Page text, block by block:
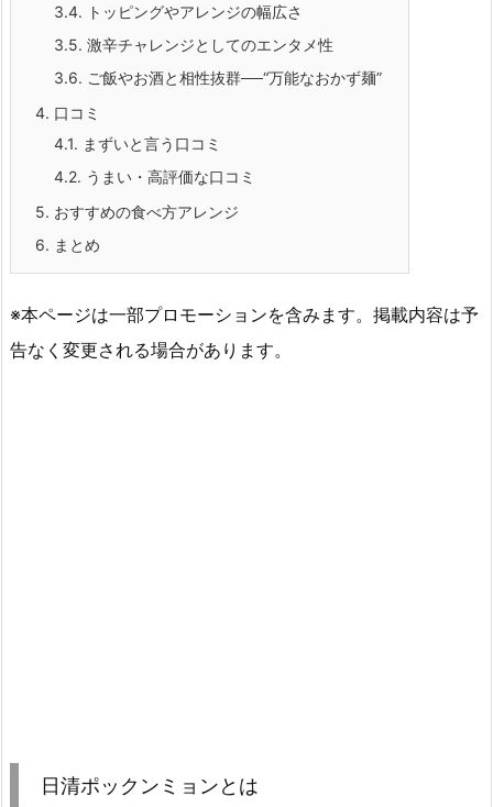
3.4. トッピングやアレンジの幅広さ
3.5. 激辛チャレンジとしてのエンタメ性
3.6. ご飯やお酒と相性抜群──“万能なおかず麺”
4. 口コミ
4.1. まずいと言う口コミ
4.2. うまい・高評価な口コミ
5. おすすめの食べ方アレンジ
6. まとめ
※本ページは一部プロモーションを含みます。掲載内容は予
告なく変更される場合があります。
日清ポックンミョンとは